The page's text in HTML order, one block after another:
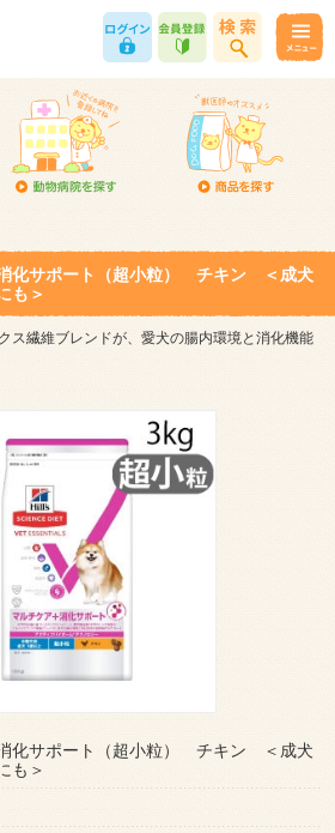
化サポート（超小粒） チキン ＜成犬
も＞
ス繊維ブレンドが、愛犬の腸内環境と消化機能
化サポート（超小粒） チキン ＜成犬
も＞